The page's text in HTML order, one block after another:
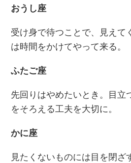
おうし座
受け身で待つことで、見えて
は時間をかけてやって来る。
ふたご座
先回りはやめたいとき。目立
をそろえる工夫を大切に。
かに座
見たくないものには目を閉ざ